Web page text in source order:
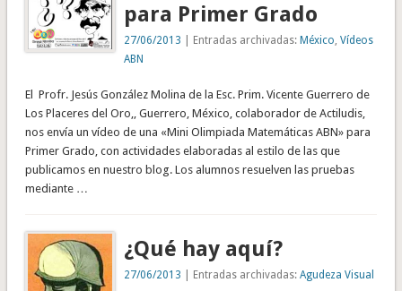
para Primer Grado
27/06/2013 | Entradas archivadas:México ,Vídeos
ABN
El Profr. Jesús González Molina de la Esc. Prim. Vicente Guerrero de
Los Placeres del Oro,, Guerrero, México, colaborador de Actiludis,
nos envía un vídeo de una «Mini Olimpiada Matemáticas ABN» para
Primer Grado, con actividades elaboradas al estilo de las que
publicamos en nuestro blog. Los alumnos resuelven las pruebas
mediante …
¿Qué hay aquí?
27/06/2013 | Entradas archivadas:Agudeza Visual